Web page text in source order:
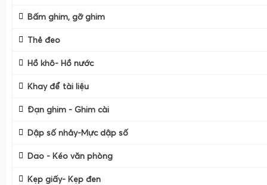
Bấm ghim, gỡ ghim
Thẻ đeo
Hồ khô- Hồ nước
Khay để tài liệu
Đạn ghim - Ghim cài
Dập số nhảy-Mực dập số
Dao - Kéo văn phòng
Kẹp giấy- Kẹp đen